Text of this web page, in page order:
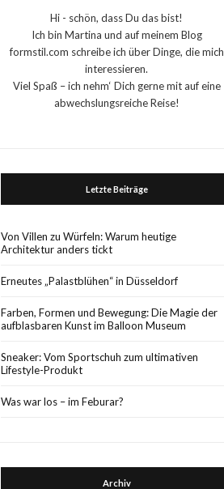
Hi - schön, dass Du das bist!
Ich bin Martina und auf meinem Blog
formstil.com schreibe ich über Dinge, die mich
interessieren.
Viel Spaß – ich nehm‘ Dich gerne mit auf eine
abwechslungsreiche Reise!
Letzte Beiträge
Von Villen zu Würfeln: Warum heutige
Architektur anders tickt
Erneutes „Palastblühen“ in Düsseldorf
Farben, Formen und Bewegung: Die Magie der
aufblasbaren Kunst im Balloon Museum
Sneaker: Vom Sportschuh zum ultimativen
Lifestyle-Produkt
Was war los – im Feburar?
Archiv